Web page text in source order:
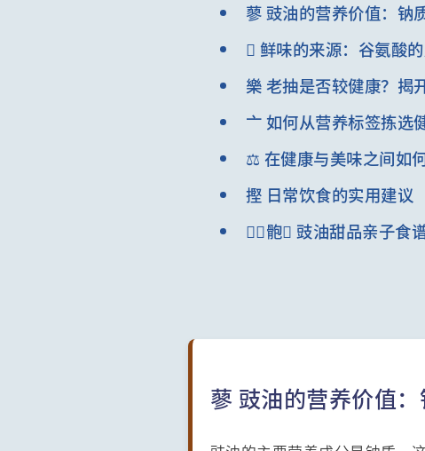
蓼 豉油的营养价值：钠
 鲜味的来源：谷氨酸
樂 老抽是否较健康？揭
亠 如何从营养标签拣选
⚖️ 在健康与美味之间如
摼 日常饮食的实用建议
‍‍骲‍ 豉油甜品亲子食
蓼 豉油的营养价值